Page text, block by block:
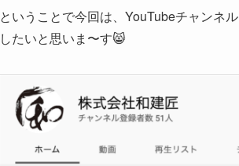
ということで今回は、YouTubeチャンネ
したいと思いま〜す😸